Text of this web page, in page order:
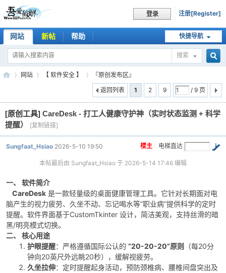
登录 注册[Register]
快捷导航
网站 新帖 帮助
搜索
索
吾
爱
»
网站
›
【 软件安全 】
›
『原创发布区』
1
2 9 / 9 页
返回列表
[原创工具] CareDesk - 打工人健康守护神（实时状态监测 + 科学
提醒）
[复制链接]
电梯直达
楼主
Sungfaat_Hsiao 2026-5-10 19:50
本帖最后由 Sungfaat_Hsiao 于 2026-5-14 17:46 编辑
一、 软件简介
CareDesk 是一款轻量级的桌面健康管理工具。它针对长期面对电
脑产生的视力疲劳、久坐不动、忘记喝水等“职业病”提供科学的定时
提醒。软件界面基于CustomTkinter 设计，简洁美观，支持丝滑的暗
黑/明亮模式切换。
二、 核心用途
护眼提醒：严格遵循国际公认的 “20-20-20”原则
（每20分
钟向20英尺外远眺20秒），缓解视疲劳。
久坐拉伸：定时提醒起身活动，预防颈椎病、腰椎间盘突出及